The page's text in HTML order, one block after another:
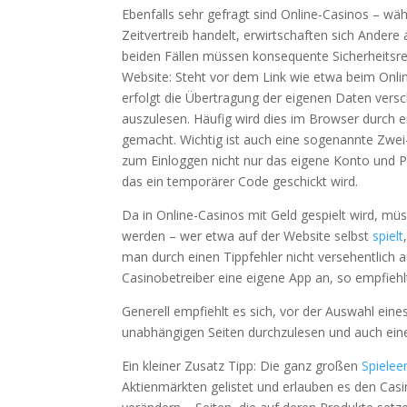
Ebenfalls sehr gefragt sind Online-Casinos –
Zeitvertreib handelt, erwirtschaften sich
beiden Fällen müssen konsequente
Website: Steht vor dem Link wie etwa beim
erfolgt die Übertragung der eigenen Daten
auszulesen. Häufig wird dies im Browser durch
gemacht. Wichtig ist auch eine sogenannte
zum Einloggen nicht nur das eigene Konto und
das ein temporärer Code geschickt wird.
Da in Online-Casinos mit Geld gespielt wird,
werden – wer etwa auf der Website selbst spielt
man durch einen Tippfehler nicht versehentlich
Casinobetreiber eine eigene App an, so
Generell empfiehlt es sich, vor der Auswahl
unabhängigen Seiten durchzulesen und auch
Ein kleiner Zusatz Tipp: Die ganz großen
Aktienmärkten gelistet und erlauben es den